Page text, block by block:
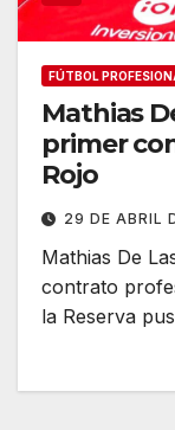
FÚTBOL
Mathias
primer
Rojo
29 DE ABRIL
Mathias De
contrato
la Reserva